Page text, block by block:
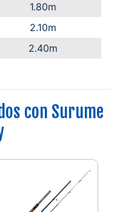
1.80m
2.10m
2.40m
con Surume